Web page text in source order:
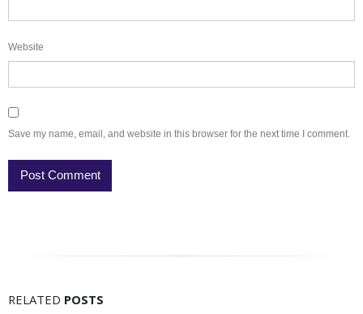
Website
Save my name, email, and website in this browser for the next time I comment.
RELATED POSTS